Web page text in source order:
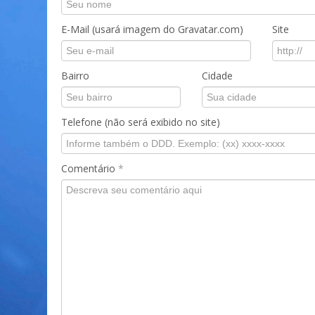
E-Mail (usará imagem do Gravatar.com) Site
Bairro Cidade
Telefone (não será exibido no site)
Comentário *